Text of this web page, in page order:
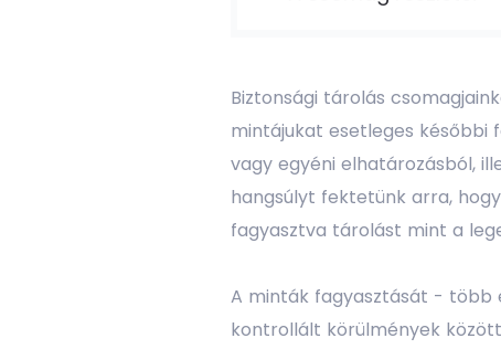
Biztonsági tárolás
mintájukat esetleges későbbi
vagy egyéni elhatározásból,
hangsúlyt fektetünk arra,
fagyasztva tárolást mint a
A minták fagyasztását - több
kontrollált körülmények